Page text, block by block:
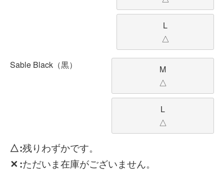
L
△
Sable Black（黒）
M
△
L
△
△ 残りわずかです。
✕ ただいま在庫がございません。